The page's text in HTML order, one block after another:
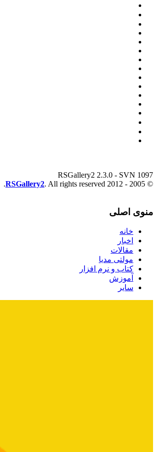
RSGallery2 2.3.0 - SVN 1097
© 2005 - 2012
RSGallery2. All rights reserved.
منوی اصلی
خانه
اخبار
مقالات
مولتی مدیا
کتاب و نرم افزار
آموزش
سایر